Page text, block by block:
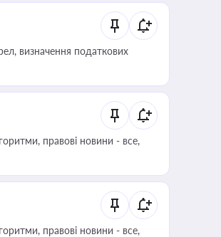
визначення податкових
правові новини - все,
правові новини - все,